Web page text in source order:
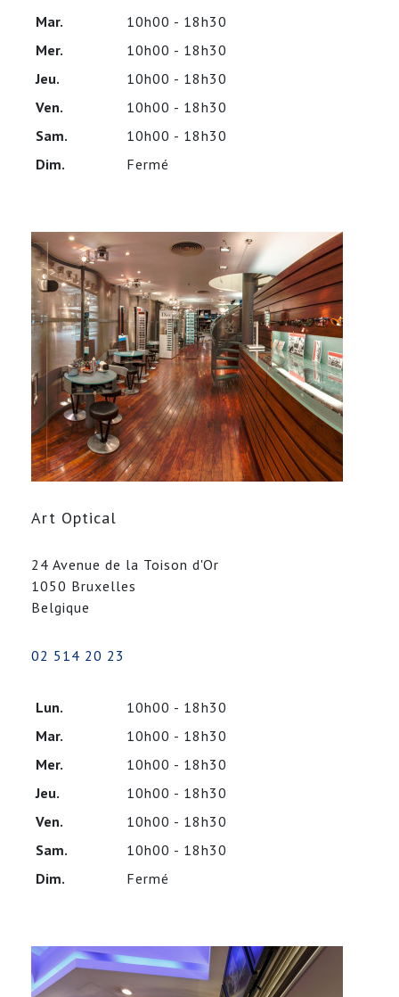
Mar.
10h00 - 18h30
Mer.
10h00 - 18h30
Jeu.
10h00 - 18h30
Ven.
10h00 - 18h30
Sam.
10h00 - 18h30
Dim.
Fermé
Art Optical
24 Avenue de la Toison d'Or
1050 Bruxelles
Belgique
02 514 20 23
Lun.
10h00 - 18h30
Mar.
10h00 - 18h30
Mer.
10h00 - 18h30
Jeu.
10h00 - 18h30
Ven.
10h00 - 18h30
Sam.
10h00 - 18h30
Dim.
Fermé